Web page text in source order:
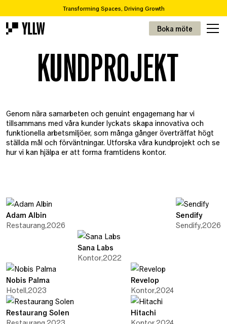
Transforming Spaces, Driving Growth
Prenumerationslösningar för kontor, från 49kr/m 2
Över 65 000 varor i vår återbrukskatalog
Prenumerationslösningar för kontor, från 49kr/m
Transforming Spaces, Driving Growth
Boka möte
KUNDPROJEKT
Genom nära samarbeten och genuint engagemang har vi
tillsammans med våra kunder lyckats skapa innovativa och
funktionella arbetsmiljöer, som många gånger överträffat högt
ställda mål och förväntningar. Utforska våra kundprojekt och se
hur vi kan hjälpa er att forma framtidens kontor.
Adam Albin
Restaurang,2026
Sendify
Sendify,2026
Sana Labs
Kontor,2022
Nobis Palma
Hotell,2023
Revelop
Kontor,2024
Restaurang Solen
Hitachi